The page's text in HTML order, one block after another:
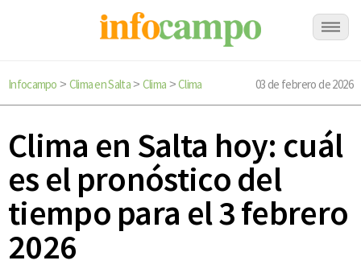
Infocampo > Clima en Salta> Clima >Clima 03 de febrero de 2026
Clima en Salta hoy: cuál
es el pronóstico del
tiempo para el 3 febrero
2026